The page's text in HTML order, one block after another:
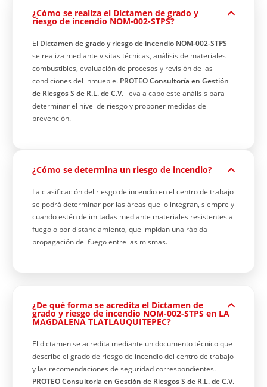
¿Cómo se realiza el Dictamen de grado y
riesgo de incendio NOM-002-STPS?
El Dictamen de grado y riesgo de incendio NOM-002-STPS
se realiza mediante visitas técnicas, análisis de materiales
combustibles, evaluación de procesos y revisión de las
condiciones del inmueble. PROTEO Consultoría en Gestión
de Riesgos S de R.L. de C.V. lleva a cabo este análisis para
determinar el nivel de riesgo y proponer medidas de
prevención.
¿Cómo se determina un riesgo de incendio?
La clasificación del riesgo de incendio en el centro de trabajo
se podrá determinar por las áreas que lo integran, siempre y
cuando estén delimitadas mediante materiales resistentes al
fuego o por distanciamiento, que impidan una rápida
propagación del fuego entre las mismas.
¿De qué forma se acredita el Dictamen de
grado y riesgo de incendio NOM-002-STPS en LA
MAGDALENA TLATLAUQUITEPEC?
El dictamen se acredita mediante un documento técnico que
describe el grado de riesgo de incendio del centro de trabajo
y las recomendaciones de seguridad correspondientes.
PROTEO Consultoría en Gestión de Riesgos S de R.L. de C.V.